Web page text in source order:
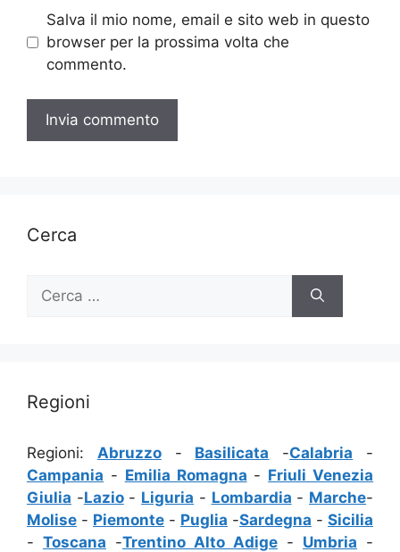
Salva il mio nome, email e sito web in questo
browser per la prossima volta che
commento.
Cerca
per:
Regioni
Regioni: Abruzzo- Basilicata -Calabria -
Campania - Emilia Romagna - Friuli Venezia
Giulia -Lazio- Liguria - Lombardia - Marche-
Molise - Piemonte - Puglia -Sardegna - Sicilia
- Toscana -Trentino Alto Adige - Umbria -